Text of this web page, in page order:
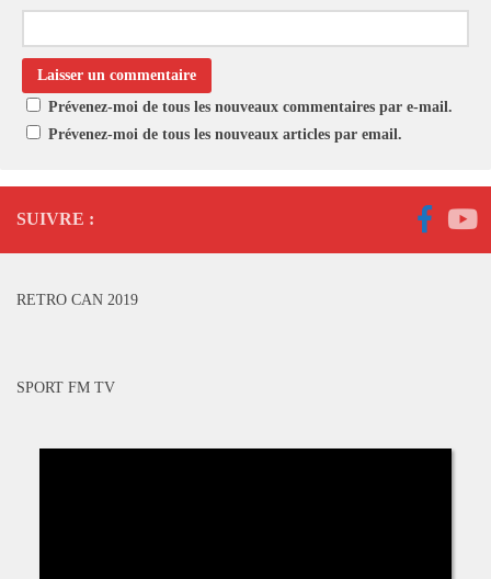
Prévenez-moi de tous les nouveaux commentaires par e-mail.
Prévenez-moi de tous les nouveaux articles par email.
SUIVRE :
RETRO CAN 2019
SPORT FM TV